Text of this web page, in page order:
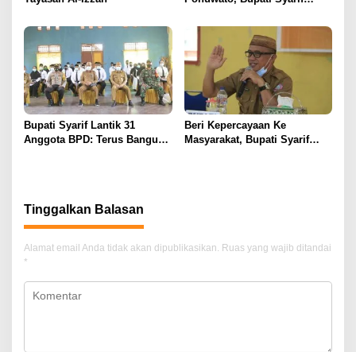
Bupati Syarif Lantik 31
Anggota BPD: Terus Bangun
Beri Kepercayaan Ke
Masyarakat, Bupati Syarif
Tinggalkan Balasan
Alamat email Anda tidak akan dipublikasikan. Ruas yang wajib ditandai
*